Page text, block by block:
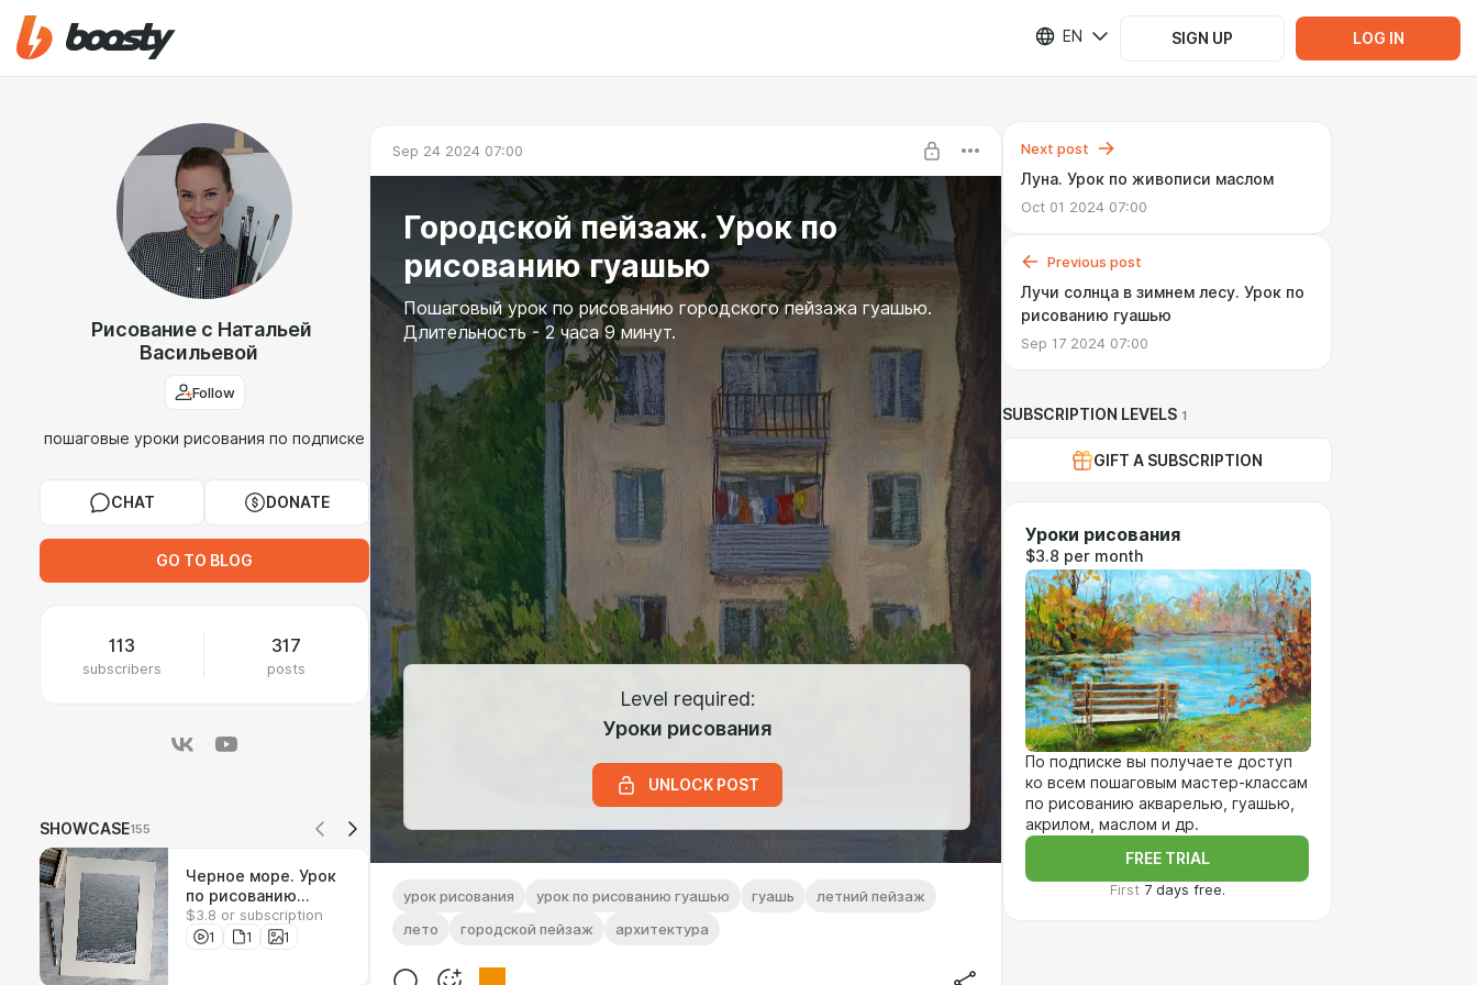
EN SIGN UP LOG IN
Рисование с Натальей
Васильевой
Follow
пошаговые уроки рисования по подписке
CHAT DONATE
GO TO BLOG
113
subscribers
317
posts
SHOWCASE155
Черное море. Урок
по рисованию
соусом
$3.8 or subscription
1
1 1
Sep 24 2024 07:00
Городской пейзаж. Урок по
рисованию гуашью
Пошаговый урок по рисованию городского пейзажа гуашью.
Длительность - 2 часа 9 минут.
Level required:
Уроки рисования
UNLOCK POST
урок рисования урок по рисованию гуашью гуашь
летний пейзаж
лето
городской пейзаж архитектура
Next post
Луна. Урок по живописи маслом
Oct 01 2024 07:00
Previous post
Лучи солнца в зимнем лесу. Урок по
рисованию гуашью
Sep 17 2024 07:00
SUBSCRIPTION LEVELS 1
GIFT A SUBSCRIPTION
Уроки рисования
$3.8 per month
По подписке вы получаете доступ
ко всем пошаговым мастер-классам
по рисованию акварелью, гуашью,
акрилом, маслом и др.
FREE TRIAL
First 7 days free.